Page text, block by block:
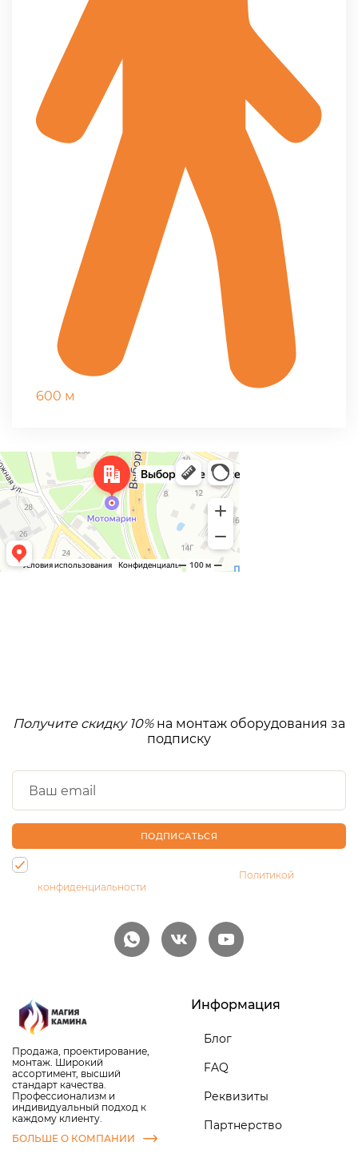
600 м
Получите скидку 10%на монтаж оборудования за
подписку
ПОДПИСАТЬСЯ
Политикой
конфиденциальности
Продажа, проектирование,
монтаж. Широкий
ассортимент, высший
стандарт качества.
Профессионализм и
индивидуальный подход к
каждому клиенту.
БОЛЬШЕ О КОМПАНИИ
Информация
Блог
FAQ
Реквизиты
Партнерство